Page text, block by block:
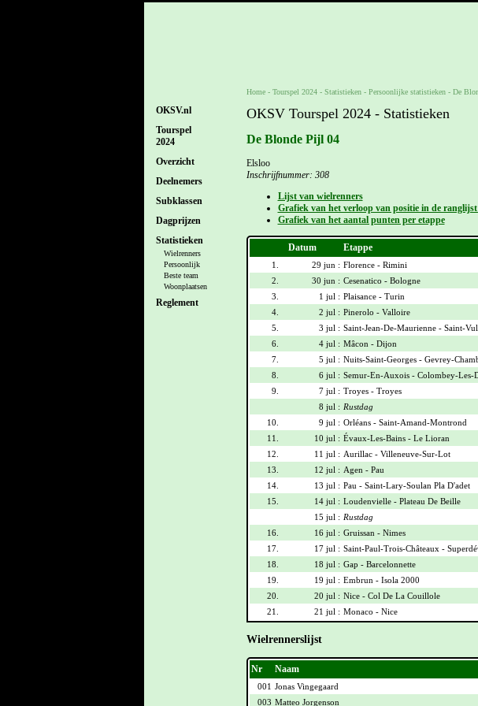
OKSV.nl
Tourspel
2024
Overzicht
Deelnemers
Subklassen
Dagprijzen
Statistieken
Wielrenners
Persoonlijk
Beste team
Woonplaatsen
Reglement
Home- Tourspel 2024- Statistieken - Persoonlijke statistieken- De
OKSV Tourspel 2024 - Statistieken
De Blonde Pijl 04
Elsloo
Inschrijfnummer: 308
Lijst van wielrenners
Grafiek van het verloop van positie in de ranglijst
Grafiek van het aantal punten per etappe
Datum Etappe
1. 29 jun : Florence - Rimini
2.
30 jun : Cesenatico - Bologne
3.
1 jul : Plaisance - Turin
4.
2 jul : Pinerolo - Valloire
5.
3 jul : Saint-Jean-De-Maurienne - Saint-
6.
4 jul : Mâcon - Dijon
7.
5 jul : Nuits-Saint-Georges - Gevrey-
8.
6 jul : Semur-En-Auxois - Colombey-Les-
9.
7 jul : Troyes - Troyes
8 jul : Rustdag
10.
9 jul : Orléans - Saint-Amand-Montrond
11.
10 jul : Évaux-Les-Bains - Le Lioran
12.
11 jul : Aurillac - Villeneuve-Sur-Lot
13.
12 jul : Agen - Pau
14.
13 jul : Pau - Saint-Lary-Soulan Pla D'adet
15.
14 jul : Loudenvielle - Plateau De Beille
15 jul : Rustdag
16.
16 jul : Gruissan - Nimes
17.
17 jul : Saint-Paul-Trois-Châteaux -
18.
18 jul : Gap - Barcelonnette
19.
19 jul : Embrun - Isola 2000
20.
20 jul : Nice - Col De La Couillole
21.
21 jul : Monaco - Nice
Wielrennerslijst
Nr Naam
001 Jonas Vingegaard
003 Matteo Jorgenson